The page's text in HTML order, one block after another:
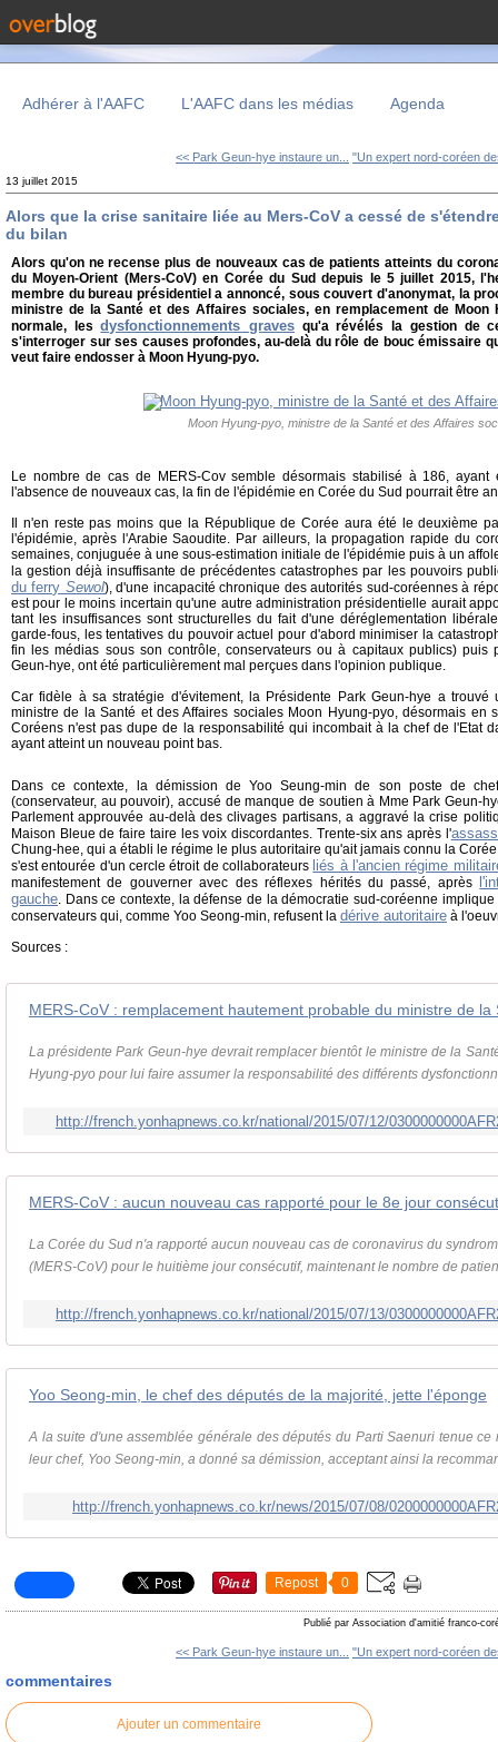
Adhérer à l'AAFC L'AAFC dans les médias Agenda
<< Park Geun-hye instaure un... "Un expert nord-coréen
13 juillet 2015
Alors que la crise sanitaire liée au Mers-CoV a cessé de
du bilan
Alors qu'on ne recense plus de nouveaux cas de patients atteints du
du Moyen-Orient (Mers-CoV) en Corée du Sud depuis le 5 juillet 2015,
membre du bureau présidentiel a annoncé, sous couvert d'anonymat, la
ministre de la Santé et des Affaires sociales, en remplacement de Moon
normale, lesdysfonctionnements graves qu'a révélés la gestion de
s'interroger sur ses causes profondes, au-delà du rôle de bouc émissaire
veut faire endosser à Moon Hyung-pyo.
Moon Hyung-pyo, ministre de la Santé et des Affaires
Le nombre de cas de MERS-Cov semble désormais stabilisé à 186,
l'absence de nouveaux cas, la fin de l'épidémie en Corée du Sud pourrait être
Il n'en reste pas moins que la République de Corée aura été le deuxième
l'épidémie, après l'Arabie Saoudite. Par ailleurs, la propagation rapide du
semaines, conjuguée à une sous-estimation initiale de l'épidémie puis à un
la gestion déjà insuffisante de précédentes catastrophes par les pouvoirs
du ferry Sewol), d'une incapacité chronique des autorités sud-coréennes à
est pour le moins incertain qu'une autre administration présidentielle aurait
tant les insuffisances sont structurelles du fait d'une déréglementation
garde-fous, les tentatives du pouvoir actuel pour d'abord minimiser la
fin les médias sous son contrôle, conservateurs ou à capitaux publics) puis
Geun-hye, ont été particulièrement mal perçues dans l'opinion publique.
Car fidèle à sa stratégie d'évitement, la Présidente Park Geun-hye a
ministre de la Santé et des Affaires sociales Moon Hyung-pyo, désormais en
Coréens n'est pas dupe de la responsabilité qui incombait à la chef de l'Etat
ayant atteint un nouveau point bas.
Dans ce contexte, la démission de Yoo Seung-min de son poste de
(conservateur, au pouvoir), accusé de manque de soutien à Mme Park Geun-
Parlement approuvée au-delà des clivages partisans, a aggravé la crise
Maison Bleue de faire taire les voix discordantes. Trente-six ans après l'
Chung-hee, qui a établi le régime le plus autoritaire qu'ait jamais connu la
s'est entourée d'un cercle étroit de collaborateurs liés à l'ancien régime
manifestement de gouverner avec des réflexes hérités du passé, après
gauche. Dans ce contexte, la défense de la démocratie sud-coréenne
conservateurs qui, comme Yoo Seong-min, refusent la dérive autoritaire à
Sources :
MERS-CoV : remplacement hautement probable du ministre de la
La présidente Park Geun-hye devrait remplacer bientôt le ministre de la
Hyung-pyo pour lui faire assumer la responsabilité des différents
http://french.yonhapnews.co.kr/national/2015/07/12/
MERS-CoV : aucun nouveau cas rapporté pour le 8e jour
La Corée du Sud n'a rapporté aucun nouveau cas de coronavirus du
(MERS-CoV) pour le huitième jour consécutif, maintenant le nombre de
http://french.yonhapnews.co.kr/national/2015/07/13/
Yoo Seong-min, le chef des députés de la majorité, jette l'éponge
A la suite d'une assemblée générale des députés du Parti Saenuri tenue
leur chef, Yoo Seong-min, a donné sa démission, acceptant ainsi la
http://french.yonhapnews.co.kr/news/2015/07/08/
Repost 0
Publié par Association d'amitié franco-
<< Park Geun-hye instaure un... "Un expert nord-coréen
commentaires
Ajouter un commentaire